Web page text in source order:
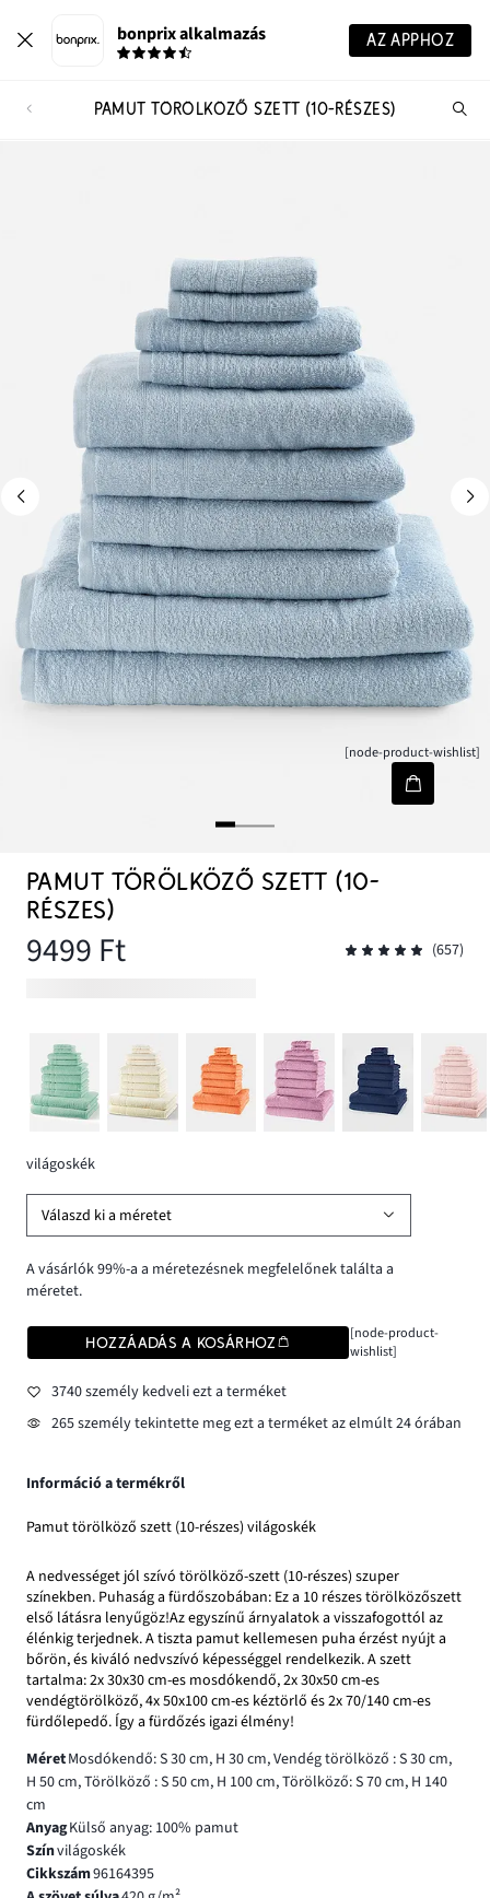
bonprix alkalmazás AZ APPHOZ
PAMUT TÖRÖLKÖZŐ SZETT (10-RÉSZES)
[node-product-wishlist]
PAMUT TÖRÖLKÖZŐ SZETT (10-
RÉSZES)
9499 Ft (657)
világoskék
Válaszd ki a méretet
A vásárlók 99%-a a méretezésnek megfelelőnek találta a
méretet.
HOZZÁADÁS A KOSÁRHOZ
[node-product-
wishlist]
3740 személy kedveli ezt a terméket
265 személy tekintette meg ezt a terméket az elmúlt 24 órában
Információ a termékről
Pamut törölköző szett (10-részes) világoskék
A nedvességet jól szívó törölköző-szett (10-részes) szuper
színekben. Puhaság a fürdőszobában: Ez a 10 részes törölközőszett
első látásra lenyűgöz!Az egyszínű árnyalatok a visszafogottól az
élénkig terjednek. A tiszta pamut kellemesen puha érzést nyújt a
bőrön, és kiváló nedvszívó képességgel rendelkezik. A szett
tartalma: 2x 30x30 cm-es mosdókendő, 2x 30x50 cm-es
vendégtörölköző, 4x 50x100 cm-es kéztörlő és 2x 70/140 cm-es
fürdőlepedő. Így a fürdőzés igazi élmény!
MéretMosdókendő: S 30 cm, H 30 cm, Vendég törölköző : S 30 cm,
H 50 cm, Törölköző : S 50 cm, H 100 cm, Törölköző: S 70 cm, H 140
cm
AnyagKülső anyag: 100% pamut
Színvilágoskék
Cikkszám96164395